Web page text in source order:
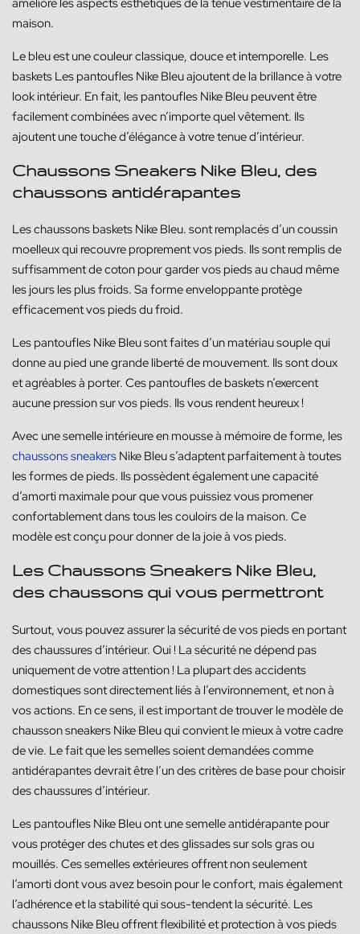
maison.
Le bleu est une couleur classique, douce et intemporelle. Les
baskets Les pantoufles Nike Bleu ajoutent de la brillance à votre
look intérieur. En fait, les pantoufles Nike Bleu peuvent être
facilement combinées avec n’importe quel vêtement. Ils
ajoutent une touche d’élégance à votre tenue d’intérieur.
Chaussons Sneakers Nike Bleu, des
chaussons antidérapantes
Les chaussons baskets Nike Bleu. sont remplacés d’un coussin
moelleux qui recouvre proprement vos pieds. Ils sont remplis de
suffisamment de coton pour garder vos pieds au chaud même
les jours les plus froids. Sa forme enveloppante protège
efficacement vos pieds du froid.
Les pantoufles Nike Bleu sont faites d’un matériau souple qui
donne au pied une grande liberté de mouvement. Ils sont doux
et agréables à porter. Ces pantoufles de baskets n’exercent
aucune pression sur vos pieds. Ils vous rendent heureux !
Avec une semelle intérieure en mousse à mémoire de forme, les
chaussons sneakers Nike Bleu s’adaptent parfaitement à toutes
les formes de pieds. Ils possèdent également une capacité
d’amorti maximale pour que vous puissiez vous promener
confortablement dans tous les couloirs de la maison. Ce
modèle est conçu pour donner de la joie à vos pieds.
Les Chaussons Sneakers Nike Bleu,
des chaussons qui vous permettront
Surtout, vous pouvez assurer la sécurité de vos pieds en portant
des chaussures d’intérieur. Oui ! La sécurité ne dépend pas
uniquement de votre attention ! La plupart des accidents
domestiques sont directement liés à l’environnement, et non à
vos actions. En ce sens, il est important de trouver le modèle de
chausson sneakers Nike Bleu qui convient le mieux à votre cadre
de vie. Le fait que les semelles soient demandées comme
antidérapantes devrait être l’un des critères de base pour choisir
des chaussures d’intérieur.
Les pantoufles Nike Bleu ont une semelle antidérapante pour
vous protéger des chutes et des glissades sur sols gras ou
mouillés. Ces semelles extérieures offrent non seulement
l’amorti dont vous avez besoin pour le confort, mais également
l’adhérence et la stabilité qui sous-tendent la sécurité. Les
chaussons Nike Bleu offrent flexibilité et protection à vos pieds